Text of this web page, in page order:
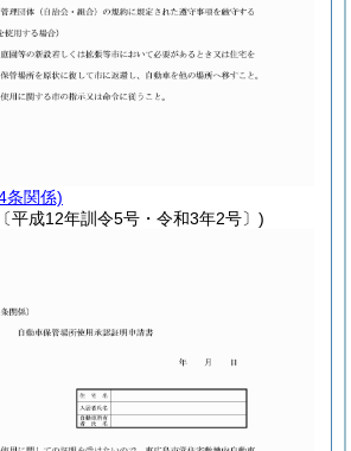
条関係)
平成12年訓令5号・令和3年2号〕)